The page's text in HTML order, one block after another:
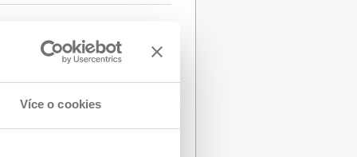
Více o cookies
Strategie 2030+, aniž by
zachycení rozvoje
jak na 1., tak na 2. stupni. Je